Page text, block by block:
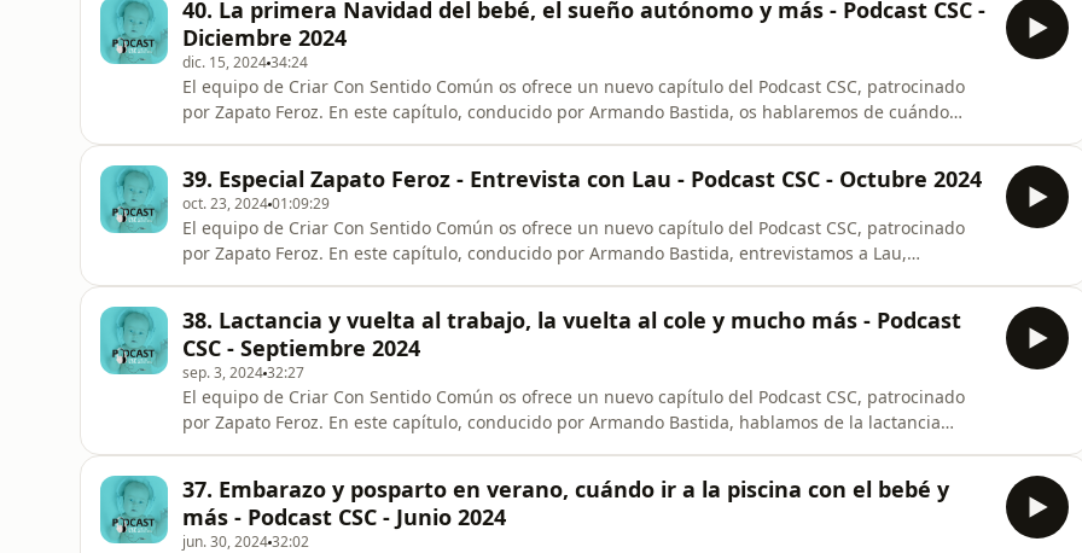
40. La primera Navidad del bebé, el sueño autónomo y más - Podcast CSC -
Diciembre 2024
dic. 15, 202434:24
El equipo de Criar Con Sentido Común os ofrece un nuevo capítulo del Podcast CSC, patrocinado
por Zapato Feroz. En este capítulo, conducido por Armando Bastida, os hablaremos de cuándo
autónomo y sobre cómo a
39. Especial Zapato Feroz - Entrevista con Lau - Podcast CSC - Octubre 2024
oct. 23, 202401:09:29
El equipo de Criar Con Sentido Común os ofrece un nuevo capítulo del Podcast CSC, patrocinado
por Zapato Feroz. En este capítulo, conducido por Armando Bastida, entrevistamos a Lau,
viajes largos en coche, y
38. Lactancia y vuelta al trabajo, la vuelta al cole y mucho más - Podcast
CSC - Septiembre 2024
sep. 3, 202432:27
El equipo de Criar Con Sentido Común os ofrece un nuevo capítulo del Podcast CSC, patrocinado
por Zapato Feroz. En este capítulo, conducido por Armando Bastida, hablamos de la lactancia
del periodo de
37. Embarazo y posparto en verano, cuándo ir a la piscina con el bebé y
más - Podcast CSC - Junio 2024
jun. 30, 202432:02